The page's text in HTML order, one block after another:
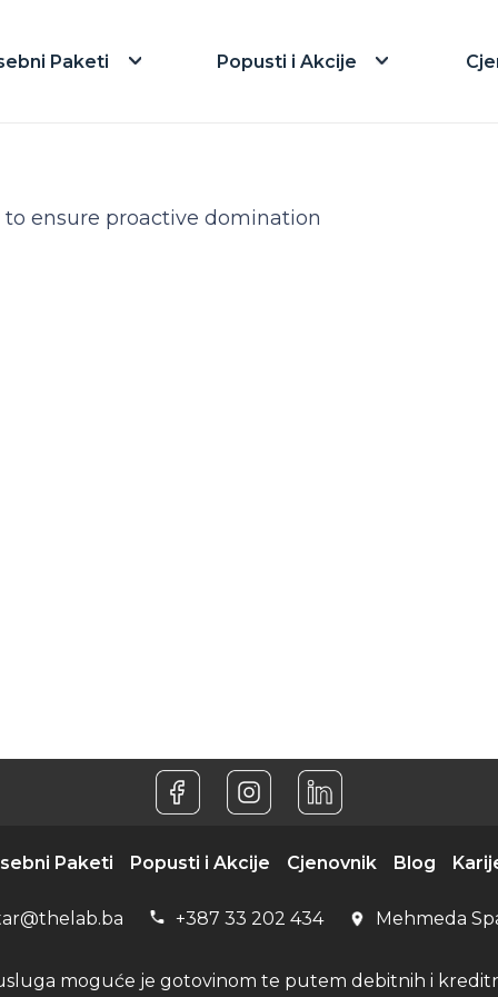
Paketi Popusti i Akcije
ensure proactive domination
Paketi Popusti i Akcije Cjenovnik Blog
+387 33 202 434 Mehmeda
moguće je gotovinom te putem debitnih i